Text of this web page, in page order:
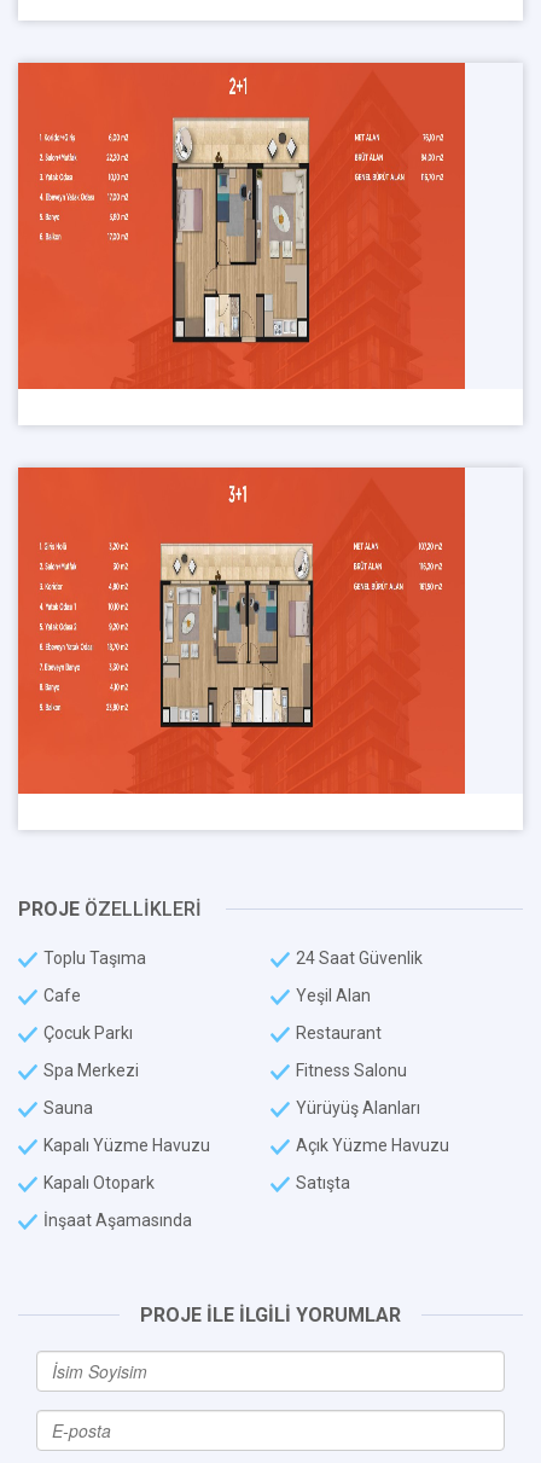
PROJE ÖZELLİKLERİ
Toplu Taşıma
24 Saat Güvenlik
Cafe
Yeşil Alan
Çocuk Parkı
Restaurant
Spa Merkezi
Fitness Salonu
Sauna
Yürüyüş Alanları
Kapalı Yüzme Havuzu
Açık Yüzme Havuzu
Kapalı Otopark
Satışta
İnşaat Aşamasında
PROJE İLE İLGİLİ YORUMLAR